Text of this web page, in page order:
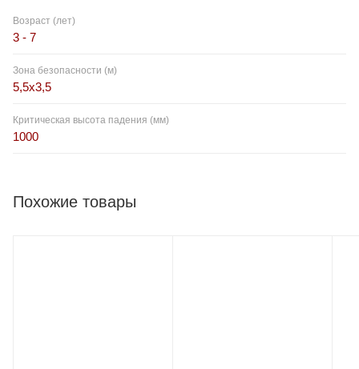
Возраст (лет)
3 - 7
Зона безопасности (м)
5,5x3,5
Критическая высота падения (мм)
1000
Похожие товары